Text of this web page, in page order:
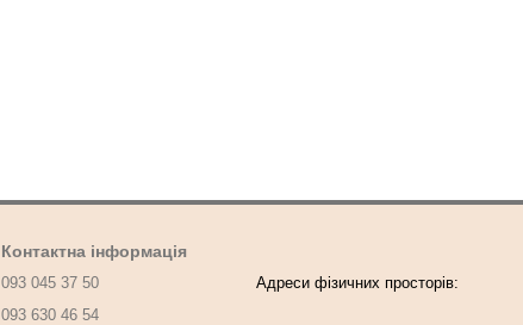
Контактна інформація
093 045 37 50
093 630 46 54